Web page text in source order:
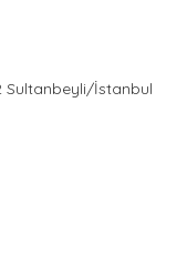
Sultanbeyli/İstanbul